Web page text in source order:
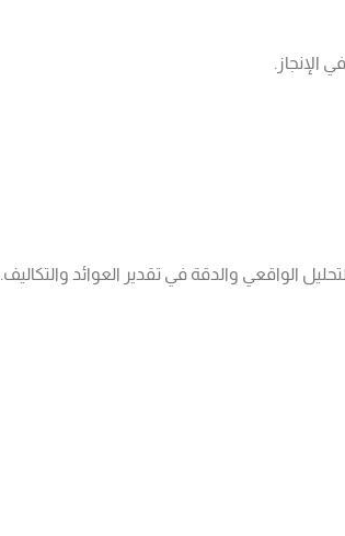
الإنجاز.
الواقعي والدقة في تقدير العوائد والتكاليف.